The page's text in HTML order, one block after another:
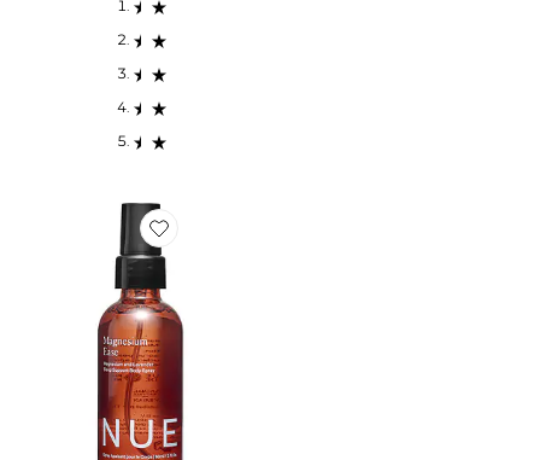
Favorite SUPPLÉMENT MAGNÉSIUM MAGNESIUM